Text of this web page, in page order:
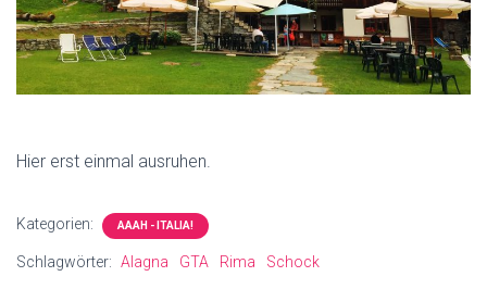
Hier erst einmal ausruhen.
Kategorien: AAAH - ITALIA!
Schlagwörter: Alagna GTA Rima Schock